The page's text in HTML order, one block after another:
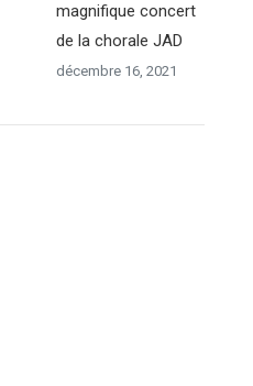
magnifique concert
de la chorale JAD
décembre 16, 2021